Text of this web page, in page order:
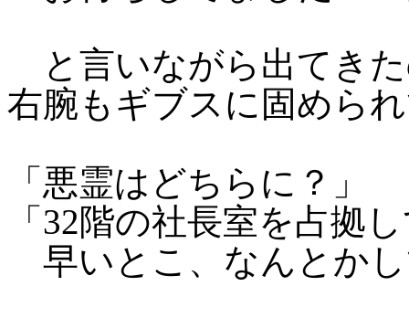
と言いながら出てき
右腕もギブスに固めら
「悪霊はどちらに？」
「32階の社長室を占拠
早いとこ、なんとか